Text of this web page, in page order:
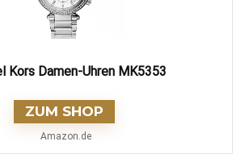
Kors Damen-Uhren MK5353
ZUM SHOP
Amazon.de